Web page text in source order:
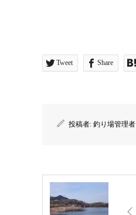
Tweet Share
投稿者: 釣り場管理者